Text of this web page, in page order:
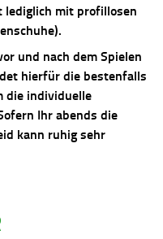
lediglich mit profillosen
und nach dem Spielen
hierfür die bestenfalls
die individuelle
Ihr abends die
kann ruhig sehr